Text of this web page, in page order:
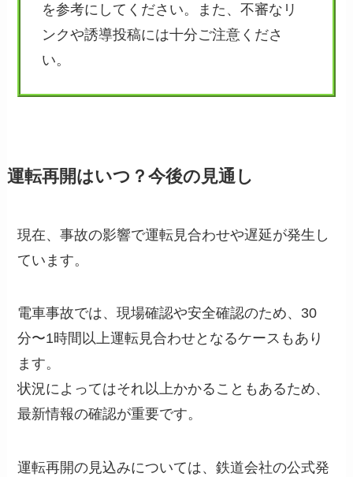
を参考にしてください。また、不審なリ
ンクや誘導投稿には十分ご注意くださ
い。
運転再開はいつ？今後の見通し
現在、事故の影響で運転見合わせや遅延が発生し
ています。
電車事故では、現場確認や安全確認のため、30
分〜1時間以上運転見合わせとなるケースもあり
ます。
状況によってはそれ以上かかることもあるため、
最新情報の確認が重要です。
運転再開の見込みについては、鉄道会社の公式発